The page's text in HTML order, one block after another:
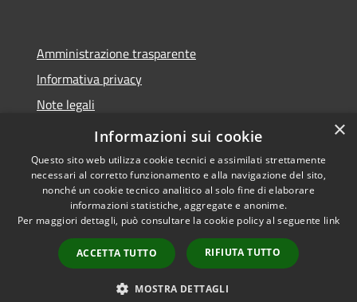
Amministrazione trasparente
Informativa privacy
Note legali
Dichiarazione di accessibilità
Accessibilità
Copyright © 2026 • Comune di
Castel del Giudice • Powered by
Municipium•
Accesso
redazione
×
Informazioni sui cookie
Questo sito web utilizza cookie tecnici e assimilati strettamente
necessari al corretto funzionamento e alla navigazione del sito,
nonché un cookie tecnico analitico al solo fine di elaborare
informazioni statistiche, aggregate e anonime.
Per maggiori dettagli, può consultare la cookie policy al seguente link
ACCETTA TUTTO RIFIUTA TUTTO
MOSTRA DETTAGLI